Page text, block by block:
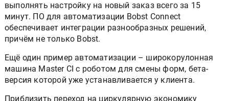
выполнять настройку на новый заказ всего за 15
минут. ПО для автоматизации Bobst Connect
обеспечивает интеграции разнообразных решений,
причём не только Bobst.
Ещё один пример автоматизации – широкорулонная
машина Master CI с роботом для смены форм, бета-
версия которой уже устанавливается у клиента.
Приблизить переход на циркулярную экономику